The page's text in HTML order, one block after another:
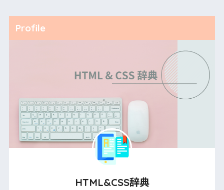
Profile
HTML&CSS辞典